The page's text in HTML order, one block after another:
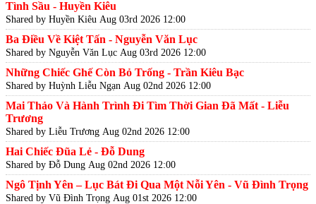
Tình Sầu - Huyền Kiêu
Shared by Huyền Kiêu Aug 03rd 2026 12:00
Ba Điều Về Kiệt Tấn - Nguyễn Văn Lục
Shared by Nguyễn Văn Lục Aug 03rd 2026 12:00
Những Chiếc Ghế Còn Bỏ Trống - Trần Kiêu Bạc
Shared by Huỳnh Liễu Ngạn Aug 02nd 2026 12:00
Mai Thảo Và Hành Trình Đi Tìm Thời Gian Đã Mất - Liễu
Trương
Shared by Liễu Trương Aug 02nd 2026 12:00
Hai Chiếc Đũa Lẻ - Đỗ Dung
Shared by Đỗ Dung Aug 02nd 2026 12:00
Ngô Tịnh Yên – Lục Bát Đi Qua Một Nỗi Yên - Vũ Đình Trọng
Shared by Vũ Đình Trọng Aug 01st 2026 12:00